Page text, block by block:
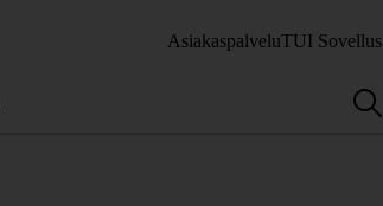
AsiakaspalveluTUI Sovellus